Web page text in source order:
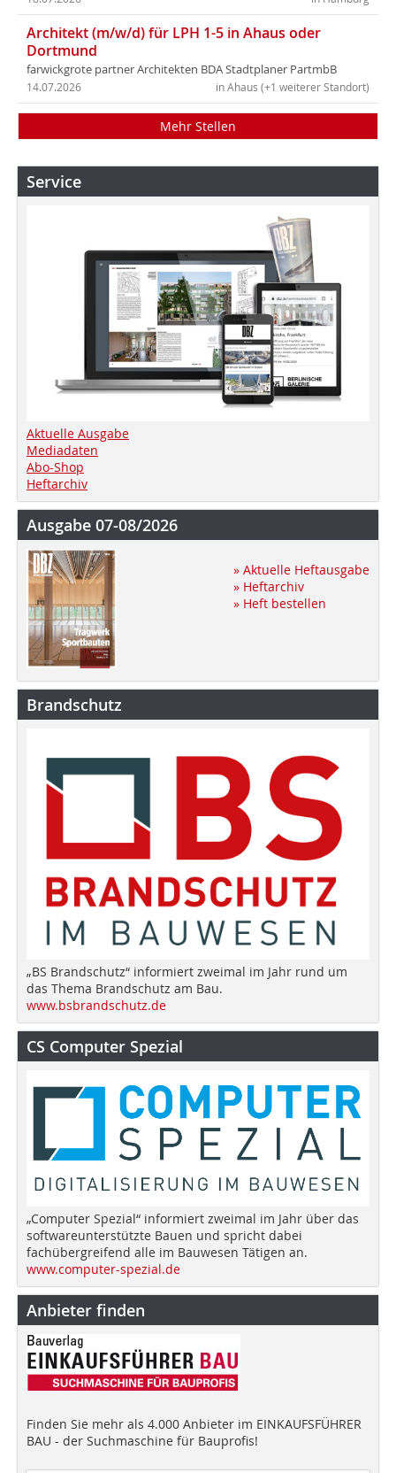
Architekt (m/w/d) für LPH 1-5 in Ahaus oder
Dortmund
farwickgrote partner Architekten BDA Stadtplaner PartmbB
in Ahaus (+1 weiterer Standort)
14.07.2026
Mehr Stellen
Service
Aktuelle Ausgabe
Mediadaten
Abo-Shop
Heftarchiv
Ausgabe 07-08/2026
» Aktuelle Heftausgabe
» Heftarchiv
» Heft bestellen
Brandschutz
„BS Brandschutz“ informiert zweimal im Jahr rund um
das Thema Brandschutz am Bau.
www.bsbrandschutz.de
CS Computer Spezial
„Computer Spezial“ informiert zweimal im Jahr über das
softwareunterstützte Bauen und spricht dabei
fachübergreifend alle im Bauwesen Tätigen an.
www.computer-spezial.de
Anbieter finden
Finden Sie mehr als 4.000 Anbieter im EINKAUFSFÜHRER
BAU - der Suchmaschine für Bauprofis!